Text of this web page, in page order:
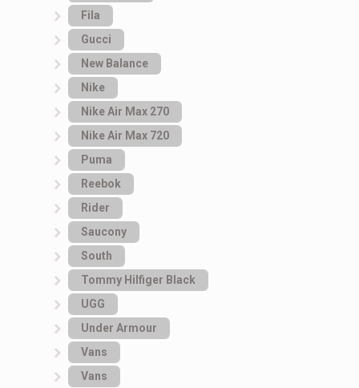
Fila
Gucci
New Balance
Nike
Nike Air Max 270
Nike Air Max 720
Puma
Reebok
Rider
Saucony
South
Tommy Hilfiger Black
UGG
Under Armour
Vans
Vans